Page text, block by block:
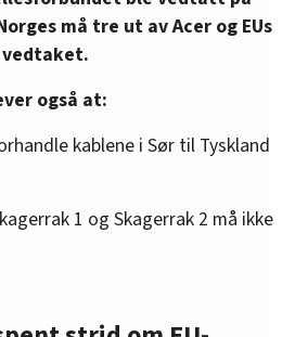
før EUs
innlemmet i EØS-
må tre ut av Acer og EUs
også at:
kablene i Sør til Tyskland
1 og Skagerrak 2 må ikke